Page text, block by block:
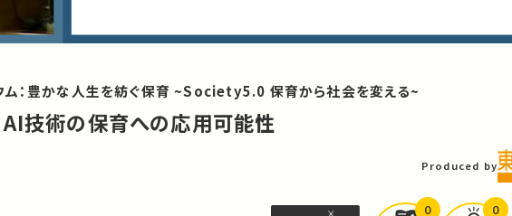
：豊かな人生を紡ぐ保育 ~Society5.0 保育から社会を変える~
技術の保育への応用可能性
Produced by
0 0